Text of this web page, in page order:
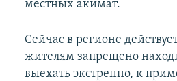
местных акимат.
Сейчас в регионе
жителям запрещено
выехать экстренно, к